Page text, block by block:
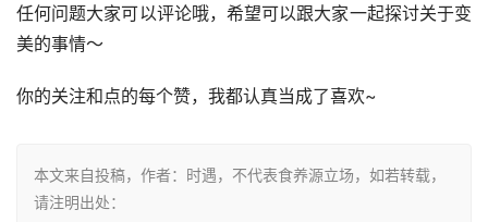
任何问题大家可以评论哦，希望可以跟大家一起探讨关于变
美的事情～
你的关注和点的每个赞，我都认真当成了喜欢~
本文来自投稿，作者：时遇，不代表食养源立场，如若转载，
请注明出处：